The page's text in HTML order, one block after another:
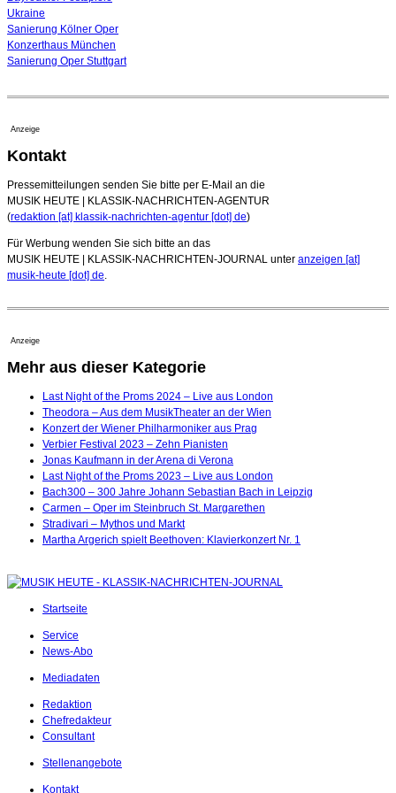
Ukraine
Sanierung Kölner Oper
Konzerthaus München
Sanierung Oper Stuttgart
Anzeige
Kontakt
Pressemitteilungen senden Sie bitte per E-Mail an die
MUSIK HEUTE | KLASSIK-NACHRICHTEN-AGENTUR
(redaktion [at] klassik-nachrichten-agentur [dot] de)
Für Werbung wenden Sie sich bitte an das
MUSIK HEUTE | KLASSIK-NACHRICHTEN-JOURNAL unter anzeigen [at]
musik-heute [dot] de
Anzeige
Mehr aus dieser Kategorie
Last Night of the Proms 2024 – Live aus London
Theodora – Aus dem MusikTheater an der Wien
Konzert der Wiener Philharmoniker aus Prag
Verbier Festival 2023 – Zehn Pianisten
Jonas Kaufmann in der Arena di Verona
Last Night of the Proms 2023 – Live aus London
Bach300 – 300 Jahre Johann Sebastian Bach in Leipzig
Carmen – Oper im Steinbruch St. Margarethen
Stradivari – Mythos und Markt
Martha Argerich spielt Beethoven: Klavierkonzert Nr. 1
Startseite
Service
News-Abo
Mediadaten
Redaktion
Chefredakteur
Consultant
Stellenangebote
Kontakt